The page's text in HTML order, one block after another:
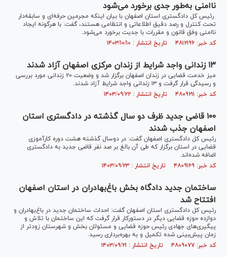
ناامنی به‌طور جدی برخورد می‌شود
رئیس کل دادگستری استان اصفهان با بیان اینکه مجرمین حرفه‌ای و سابقه‌دار
تحت کنترل و رصد دقیق اطلاعاتی و انتظامی هستند، گفت: با هرگونه ایجاد
ناامنی وفق قانون و مقررات با جدیت برخورد می‌شود.
کد خبر: ۴۸۱۲۱۹۶ تاریخ انتشار : ۱۴۰۳/۱۰/۱۰
۱۳ زندانی واجد شرایط از زندان مرکزی اصفهان آزاد شدند
میز خدمت قضایی در زندان اصفهان برگزار شد و وضعیت ۲۰ زندانی مورد بررسی
و رسیدگی قرار گرفت و ۱۳ زندانی واجد شرایط آزاد شدند.
کد خبر: ۴۸۰۹۲۱۱ تاریخ انتشار : ۱۴۰۳/۰۹/۲۲
۱۰۰ قاضی جدید ظرف دو سال گذشته در دادگستری استان
اصفهان جذب شدند
رئیس کل دادگستری اصفهان گفت: در دوسال گذشته هشت دوره کارآموزی
قضایی در استان برگزار که طی آن بالغ بر صد نفر قاضی جدید به دادگستری
اضافه شده‌اند.
کد خبر: ۴۸۰۹۱۶۹ تاریخ انتشار : ۱۴۰۳/۰۹/۲۳
ساختمان جدید دادگاه بخش باغ‌بهادران در استان اصفهان
افتتاح شد
رئیس کل دادگستری استان اصفهان گفت: احداث ساختمان جدید در باغ‌بهادران و
دوازده حوزه قضایی دیگر در دستورکار قرار گرفت که این ساختمان با تلاش و
پیگیری‌های جهادی رئیس حوزه قضایی و مسئولان بخش و شهرستان زودتر از
زمان پیش‌بینی شده تکمیل و به بهره‌برداری رسید.
کد خبر: ۴۸۰۹۰۷۷ تاریخ انتشار : ۱۴۰۳/۰۹/۲۱